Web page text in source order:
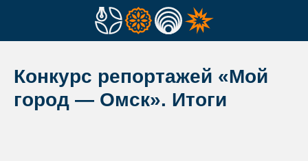
Конкурс репортажей «Мой
город — Омск». Итоги